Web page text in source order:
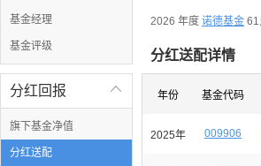
基金经理
基金评级

分红回报
旗下基金净值
分红送配
2026 年度 诺德基金 61
分红送配详情
年份 基金代码
2025年 009906